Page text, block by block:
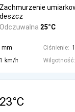
Odczuwalna 25°C
Zachmurzenie
deszcz
mm Ciśnienie:
km/h Wilgotność:
23°C